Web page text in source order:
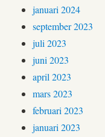
januari 2024
september 2023
juli 2023
juni 2023
april 2023
mars 2023
februari 2023
januari 2023